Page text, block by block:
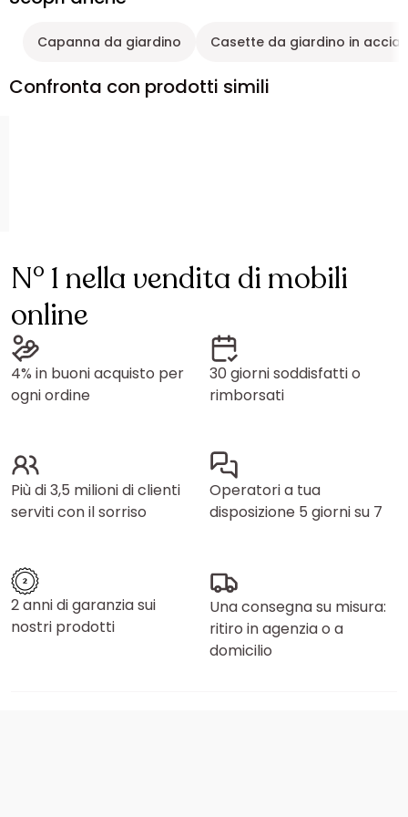
Capanna da giardino Casette da giardino in
Confronta con prodotti simili
N° 1 nella vendita di mobili
online
4% in buoni acquisto per
ogni ordine
30 giorni soddisfatti o
rimborsati
Più di 3,5 milioni di clienti
serviti con il sorriso
Operatori a tua
disposizione 5 giorni su 7
2 anni di garanzia sui
nostri prodotti
Una consegna su misura:
ritiro in agenzia o a
domicilio